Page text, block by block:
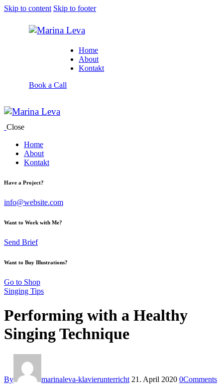
Skip to content Skip to footer
Home
About
Kontakt
Book a Call
Close
Home
About
Kontakt
Have a Project?
info@website.com
Want to Work with Me?
Send Brief
Want to Buy Illustrations?
Go to Shop
Singing Tips
Performing with a Healthy
Singing Technique
By marinaleva-klavierunterricht 21. April 2020 0Comments